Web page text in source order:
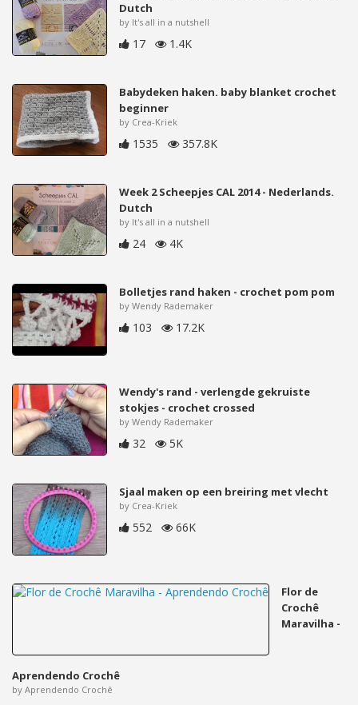
Dutch
by It's all in a nutshell
17 1.4K
Babydeken haken. baby blanket crochet
beginner
by Crea-Kriek
1535 357.8K
Week 2 Scheepjes CAL 2014 - Nederlands.
Dutch
by It's all in a nutshell
24 4K
Bolletjes rand haken - crochet pom pom
by Wendy Rademaker
103 17.2K
Wendy's rand - verlengde gekruiste
stokjes - crochet crossed
by Wendy Rademaker
32 5K
Sjaal maken op een breiring met vlecht
by Crea-Kriek
552 66K
Flor de
Crochê
Maravilha -
Aprendendo Crochê
by Aprendendo Crochê